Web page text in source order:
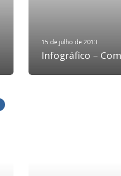
15 de julho de 2013
Infográfico –